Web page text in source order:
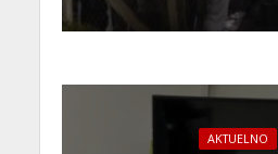
AKTUELNO